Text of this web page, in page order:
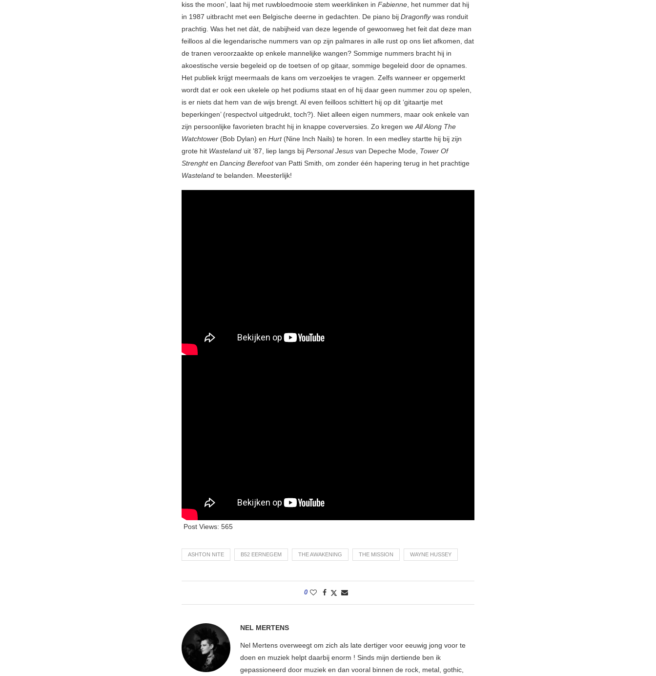
kiss the moon’, laat hij met ruwbloedmooie stem weerklinken in Fabienne, het nummer dat hij
in 1987 uitbracht met een Belgische deerne in gedachten. De piano bij Dragonflywas ronduit
prachtig. Was het net dàt, de nabijheid van deze legende of gewoonweg het feit dat deze man
feilloos al die legendarische nummers van op zijn palmares in alle rust op ons liet afkomen, dat
de tranen veroorzaakte op enkele mannelijke wangen? Sommige nummers bracht hij in
akoestische versie begeleid op de toetsen of op gitaar, sommige begeleid door de opnames.
Het publiek krijgt meermaals de kans om verzoekjes te vragen. Zelfs wanneer er opgemerkt
wordt dat er ook een ukelele op het podiums staat en of hij daar geen nummer zou op spelen,
is er niets dat hem van de wijs brengt. Al even feilloos schittert hij op dit ‘gitaartje met
beperkingen’ (respectvol uitgedrukt, toch?). Niet alleen eigen nummers, maar ook enkele van
zijn persoonlijke favorieten bracht hij in knappe coverversies. Zo kregen weAll Along The
Watchtower (Bob Dylan) en Hurt(Nine Inch Nails) te horen. In een medley startte hij bij zijn
grote hit Wasteland uit ’87, liep langs bij Personal Jesus van Depeche Mode, Tower Of
Strenghten Dancing Berefootvan Patti Smith, om zonder één hapering terug in het prachtige
Wasteland te belanden. Meesterlijk!
Post Views: 565
ASHTON NITE B52 EERNEGEM THE AWAKENING THE MISSION WAYNE HUSSEY
0
NEL MERTENS
Nel Mertens overweegt om zich als late dertiger voor eeuwig jong voor te
doen en muziek helpt daarbij enorm ! Sinds mijn dertiende ben ik
gepassioneerd door muziek en dan vooral binnen de rock, metal, gothic,